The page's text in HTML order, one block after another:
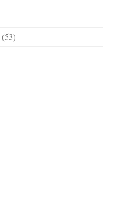
(53)